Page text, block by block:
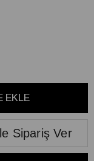
Sipariş Ver